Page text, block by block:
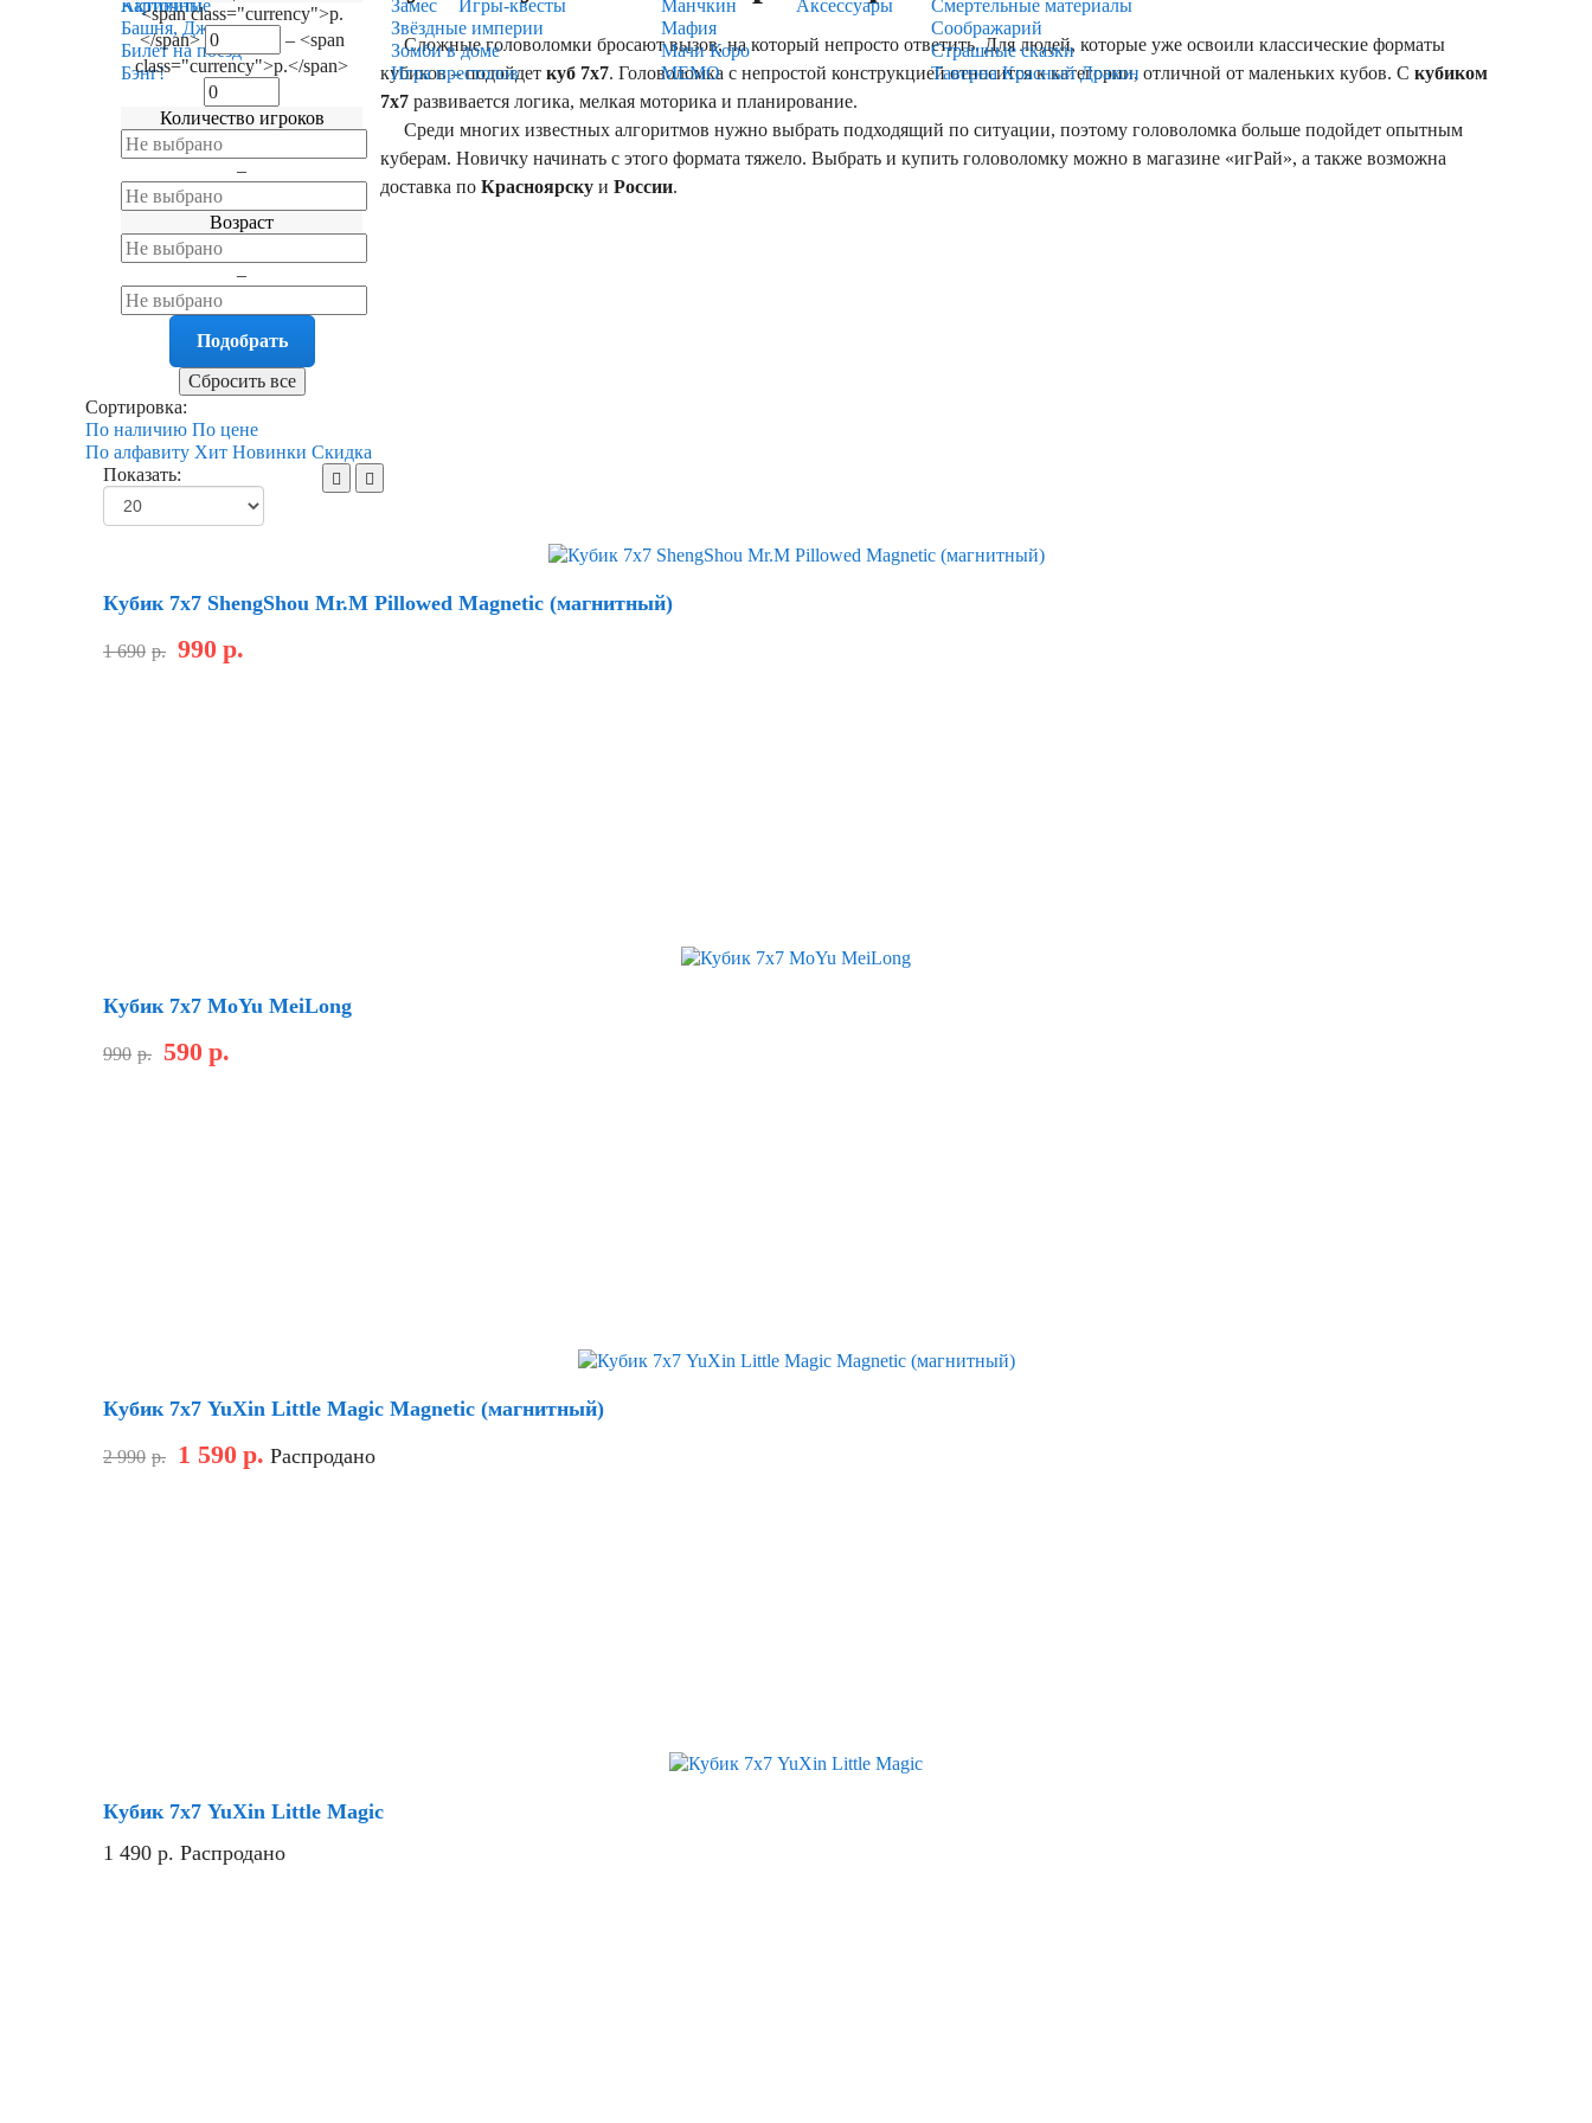
Карточные
Игры-квесты
Аксессуары
Активити
Башня, Дженга
Билет на поезд
Бэнг!
Замес
Звёздные империи
Зомби в доме
Игра престолов
Манчкин
Мафия
Мачи Коро
МЕМО
Смертельные материалы
Соображарий
Страшные сказки
Таверна Красный Дракон
<span class="currency">р.
</span>
– <span
class="currency">р.</span>
Количество игроков
–
Возраст
–
Сложные головоломки бросают вызов, на который непросто ответить. Для людей, которые уже освоили классические форматы
кубиков – подойдет куб 7х7. Головоломка с непростой конструкцией относится к категории, отличной от маленьких кубов. С кубиком
7x7 развивается логика, мелкая моторика и планирование.
Среди многих известных алгоритмов нужно выбрать подходящий по ситуации, поэтому головоломка больше подойдет опытным
куберам. Новичку начинать с этого формата тяжело. Выбрать и купить головоломку можно в магазине «игРай», а также возможна
доставка по Красноярску и России.
Сортировка:
По наличию По цене
По алфавиту Хит Новинки Скидка
Показать:
Кубик 7х7 ShengShou Mr.M Pillowed Magnetic (магнитный)
1 690 р. 990 р.
Кубик 7х7 MoYu MeiLong
990 р. 590 р.
Кубик 7х7 YuXin Little Magic Magnetic (магнитный)
2 990 р. 1 590 р. Распродано
Кубик 7х7 YuXin Little Magic
1 490 р. Распродано